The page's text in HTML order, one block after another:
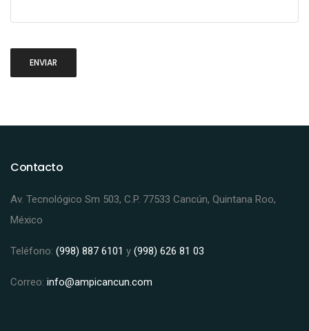
Contacto
Av. Tecnológico Sm 503, C.P. 77533 Cancún, Quintana Roo,
México
Teléfono: (998) 887 6101 y (998) 626 81 03
Correo: info@ampicancun.com